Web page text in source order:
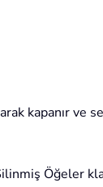
kapanır ve
Öğeler